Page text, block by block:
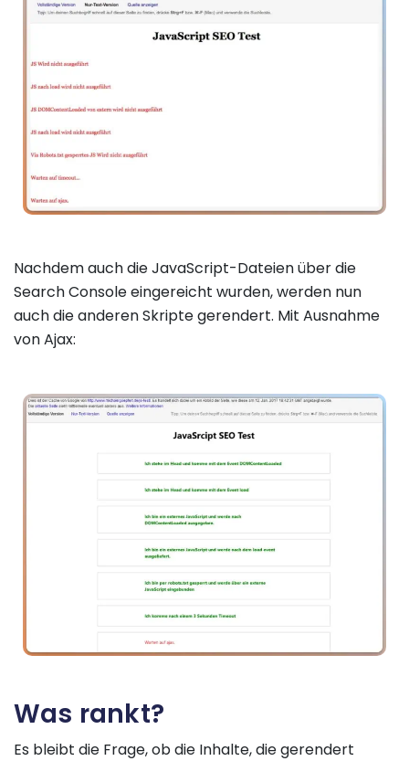
Nachdem auch die JavaScript-Dateien über die
Search Console eingereicht wurden, werden nun
auch die anderen Skripte gerendert. Mit Ausnahme
von Ajax:
Was rankt?
Es bleibt die Frage, ob die Inhalte, die gerendert